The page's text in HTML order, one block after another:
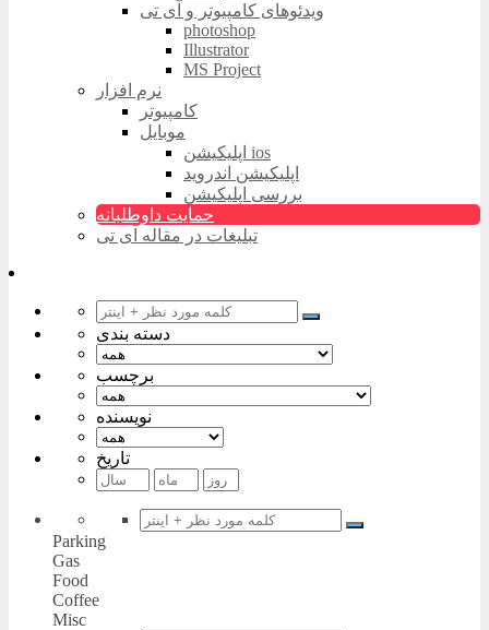
ویدئوهای کامپیوتر و آی تی
photoshop
Illustrator
MS Project
نرم افزار
کامپیوتر
موبایل
اپلیکیشن ios
اپلیکیشن اندروید
بررسی اپلیکیشن
حمایت داوطلبانه
تبلیغات در مقاله آی تی
دسته بندی
برچسب
نویسنده
تاریخ
Parking
Gas
Food
Coffee
Misc